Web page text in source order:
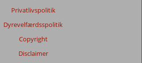
Privatlivspolitik
Dyrevelfærdsspolitik
Copyright
Disclaimer